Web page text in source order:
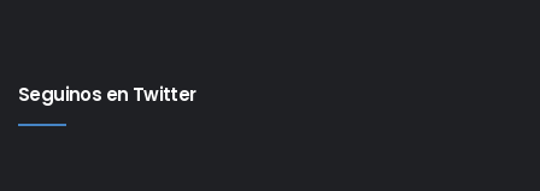
Seguinos en Twitter